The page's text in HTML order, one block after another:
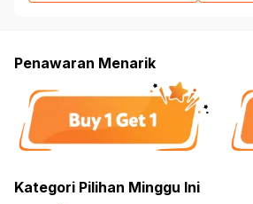
Penawaran Menarik
Kategori Pilihan Minggu Ini